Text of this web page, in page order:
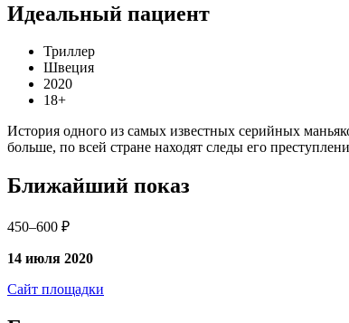
Идеальный пациент
Триллер
Швеция
2020
18+
История одного из самых известных серийных
больше, по всей стране находят следы его
Ближайший показ
450–600 ₽
14 июля 2020
Сайт площадки